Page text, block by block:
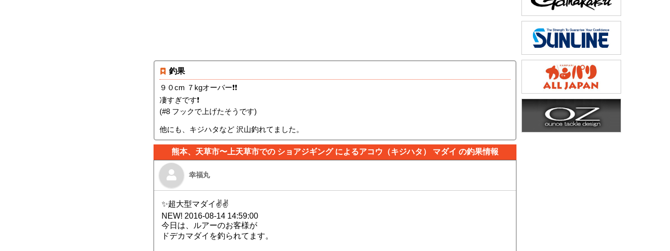
釣果
９０cm ７kgオーバー❗❗
凄すぎです❗
(#8 フックで上げたそうです)
他にも、キジハタなど 沢山釣れてました。
熊本、天草市〜上天草市での ショアジギング によるアコウ（キジハタ） マダイ の釣果情報
幸福丸
✨超大型マダイ✌✌
NEW! 2016-08-14 14:59:00
今日は、ルアーのお客様が
ドデカマダイを釣られてます。